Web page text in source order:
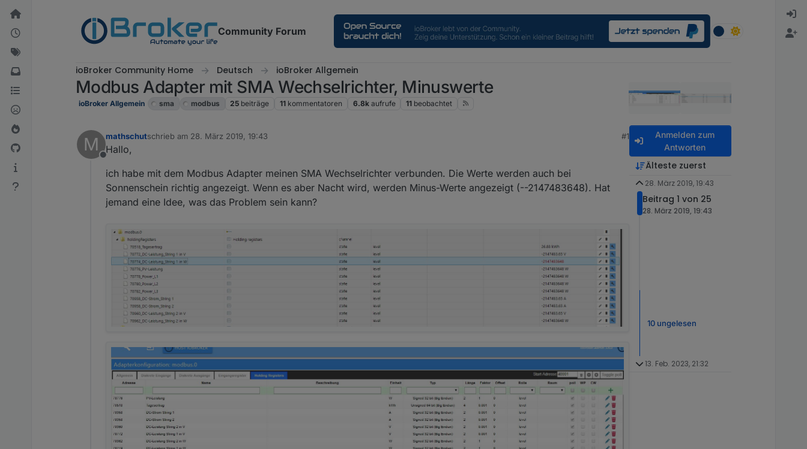
Weiter zum Inhalt
Community Forum
ioBroker Community Home Deutsch ioBroker Allgemein
Modbus Adapter mit SMA Wechselrichter, Minuswerte
ioBroker Allgemein sma modbus 25 beiträge 11 kommentatoren 6.8k aufrufe 11 beobachtet
M
Offline
mathschutschrieb am 28. März 2019, 19:43
zuletzt editiert von
#1
Hallo,
ich habe mit dem Modbus Adapter meinen SMA Wechselrichter verbunden. Die Werte werden auch bei
Sonnenschein richtig angezeigt. Wenn es aber Nacht wird, werden Minus-Werte angezeigt (--2147483648). Hat
jemand eine Idee, was das Problem sein kann?
Anmelden zum
Antworten
Älteste zuerst
28. März 2019, 19:43
Beitrag 1 von 25
28. März 2019, 19:43
10 ungelesen
13. Feb. 2023, 21:32